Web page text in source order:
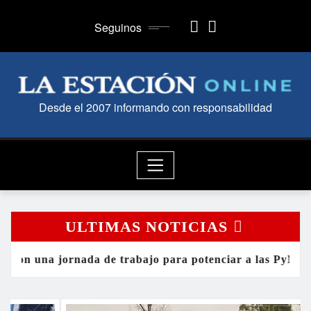
Seguinos
Desde el 2007 informando con responsabilidad
ULTIMAS NOTICIAS
trabajo para potenciar a las PyMEs de Alte Brown